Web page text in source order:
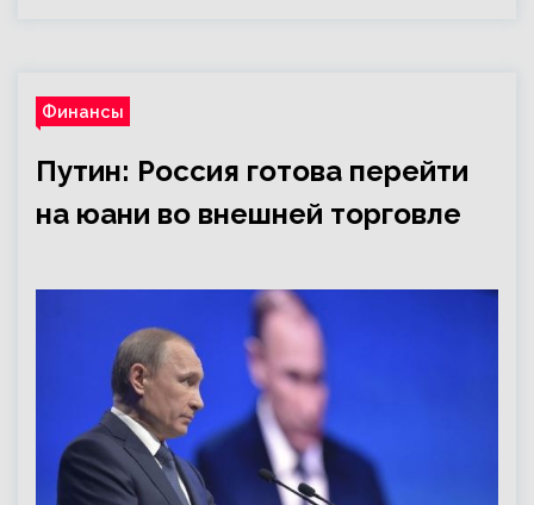
Финансы
Путин: Россия готова перейти
на юани во внешней торговле